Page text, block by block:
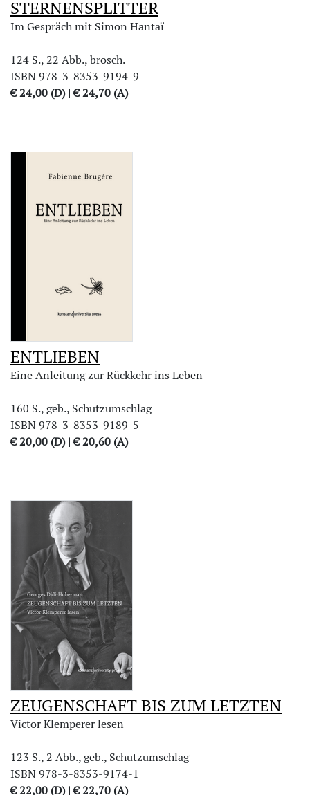
STERNENSPLITTER
Im Gespräch mit Simon Hantaï
124 S., 22 Abb., brosch.
ISBN 978-3-8353-9194-9
€ 24,00 (D) | € 24,70 (A)
ENTLIEBEN
Eine Anleitung zur Rückkehr ins Leben
160 S., geb., Schutzumschlag
ISBN 978-3-8353-9189-5
€ 20,00 (D) | € 20,60 (A)
ZEUGENSCHAFT BIS ZUM LETZTEN
Victor Klemperer lesen
123 S., 2 Abb., geb., Schutzumschlag
ISBN 978-3-8353-9174-1
€ 22,00 (D) | € 22,70 (A)